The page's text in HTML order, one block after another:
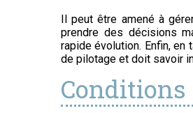
Il peut être amené à
prendre des décisions
rapide évolution. Enfin, en
de pilotage et doit savoir
Conditions